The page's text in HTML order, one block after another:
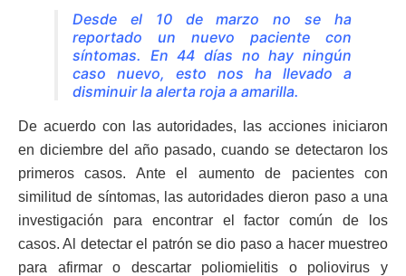
Desde el 10 de marzo no se ha
reportado un nuevo paciente con
síntomas. En 44 días no hay ningún
caso nuevo, esto nos ha llevado a
disminuir la alerta roja a amarilla.
De acuerdo con las autoridades, las acciones iniciaron
en diciembre del año pasado, cuando se detectaron los
primeros casos. Ante el aumento de pacientes con
similitud de síntomas, las autoridades dieron paso a una
investigación para encontrar el factor común de los
casos. Al detectar el patrón se dio paso a hacer muestreo
para afirmar o descartar poliomielitis o poliovirus y